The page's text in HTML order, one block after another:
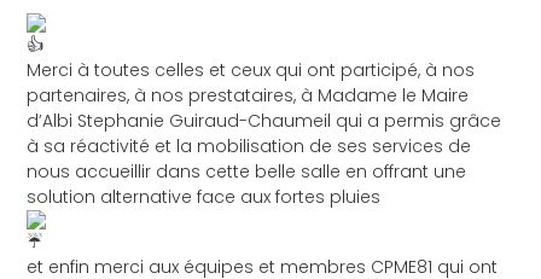
Merci à toutes celles et ceux qui ont participé, à nos
partenaires, à nos prestataires, à Madame le Maire
d’Albi Stephanie Guiraud-Chaumeil qui a permis grâce
à sa réactivité et la mobilisation de ses services de
nous accueillir dans cette belle salle en offrant une
solution alternative face aux fortes pluies
et enfin merci aux équipes et membres CPME81 qui ont